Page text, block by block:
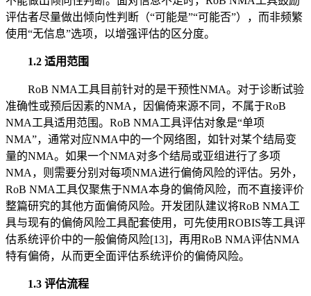
评估者尽量做出倾向性判断（“可能是”“可能否”），而非频繁
使用“无信息”选项，以增强评估的区分度。
1.2 适用范围
RoB NMA工具目前针对的是干预性NMA。对于诊断试验
准确性或预后因素的NMA，因偏倚来源不同，不属于RoB
NMA工具适用范围。RoB NMA工具评估对象是“单项
NMA”，通常对应NMA中的一个网络图，如针对某个结局变
量的NMA。如果一个NMA对多个结局或亚组进行了多项
NMA，则需要分别对每项NMA进行偏倚风险的评估。另外，
RoB NMA工具仅聚焦于NMA本身的偏倚风险，而不直接评价
整篇研究的其他方面偏倚风险。开发团队建议将RoB NMA工
具与现有的偏倚风险工具配套使用，可先使用ROBIS等工具评
估系统评价中的一般偏倚风险[13]，再用RoB NMA评估NMA
特有偏倚，从而更全面评估系统评价的偏倚风险。
1.3 评估流程